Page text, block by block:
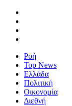
Ροή
Top News
Ελλάδα
Πολιτική
Οικονομία
Διεθνή